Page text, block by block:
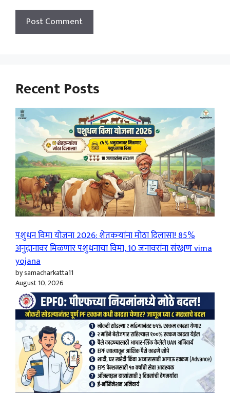
Recent Posts
पशुधन विमा योजना 2026: शेतकऱ्यांना मोठा दिलासा! 85%
अनुदानावर मिळणार पशुधनाचा विमा, 10 जनावरांना संरक्षण vima
yojana
by samacharkatta11
August 10, 2026